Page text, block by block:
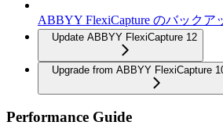
ABBYY FlexiCapture のバックア
Update ABBYY FlexiCapture 12
Upgrade from ABBYY FlexiCapture
Performance Guide